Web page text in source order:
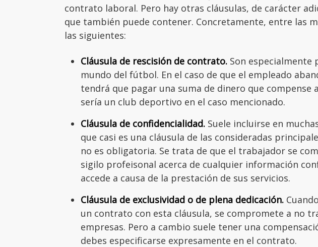
contrato laboral. Pero hay otras cláusulas, de carácter
que también puede contener. Concretamente, entre las
las siguientes:
Cláusula de rescisión de contrato. Son especialmente
mundo del fútbol. En el caso de que el empleado
tendrá que pagar una suma de dinero que compense
sería un club deportivo en el caso mencionado.
Cláusula de confidencialidad. Suele incluirse en
que casi es una cláusula de las consideradas
no es obligatoria. Se trata de que el trabajador se
sigilo profeisonal acerca de cualquier información
accede a causa de la prestación de sus servicios.
Cláusula de exclusividad o de plena dedicación.
un contrato con esta cláusula, se compromete a no
empresas. Pero a cambio suele tener una
debes especificarse expresamente en el contrato.